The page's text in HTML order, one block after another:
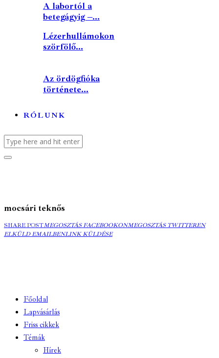
A labortól a
betegágyig –...
Lézerhullámokon
szörfölő...
Az ördögfióka
története...
RÓLUNK
mocsári teknős
SHARE POSTMEGOSZTÁS
FACEBOOKON
MEGOSZTÁS FACEBOOKONMEGOSZTÁS
MEGOSZTÁS TWITTEREN
ELKÜLD EMAILBENCOPY
LINK KÜLDÉSE
Főoldal
Lapvásárlás
Friss cikkek
Témák
Hírek